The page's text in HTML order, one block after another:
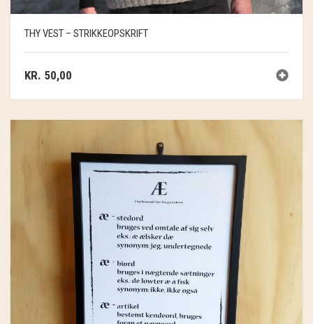
THY ØKOBÆR
TORDENVAND
ANDRE BRANDS
THY VEST – STRIKKEOPSKRIFT
KR. 50,00